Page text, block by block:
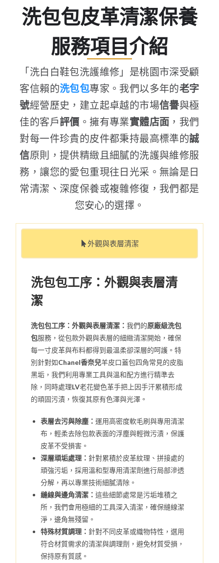
洗包包皮革清潔保養
服務項目介紹
「洗白白鞋包洗護維修」是桃園市深受顧
客信賴的洗包包專家。我們以多年的老字
號經營歷史，建立起卓越的市場信譽與極
佳的客戶評價 。擁有專業實體店面 ，我們
對每一件珍貴的皮件都秉持最高標準的誠
信原則，提供精緻且細膩的洗護與維修服
務，讓您的愛包重現往日光采。無論是日
常清潔、深度保養或複雜修復，我們都是
您安心的選擇。
外觀與表層清潔
洗包包工序：外觀與表層清
潔
洗包包工序：外觀與表層清潔：我們的原廠級洗包
包服務，從包款外觀與表層的細緻清潔開始，確保
每一寸皮革與布料都得到最溫柔卻深層的呵護。特
別針對如Chanel香奈兒羊皮口蓋包四角常見的皮脂
黑垢，我們利用專業工具與溫和配方進行精準去
除，同時處理LV老花變色革手把上因手汗累積形成
的頑固污漬，恢復其原有色澤與光澤。
表層去污與除塵：運用高密度軟毛刷與專用清潔
布，輕柔去除包款表面的浮塵與輕微污漬，保護
皮革不受損害。
深層頑垢處理： 針對累積於皮革紋理、拼接處的
頑強污垢，採用溫和型專用清潔劑進行局部滲透
分解，再以專業技術細膩清除。
縫線與邊角清潔：這些細節處常是污垢堆積之
所，我們會用極細的工具深入清潔，確保縫線潔
淨，邊角無殘留。
特殊材質調理： 針對不同皮革或織物特性，選用
符合材質需求的清潔與調理劑，避免材質受損，
保持原有質感。